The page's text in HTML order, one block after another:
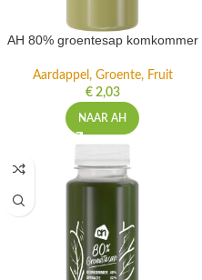
AH 80% groentesap komkommer
Aardappel, Groente, Fruit
€2,03
NAAR AH